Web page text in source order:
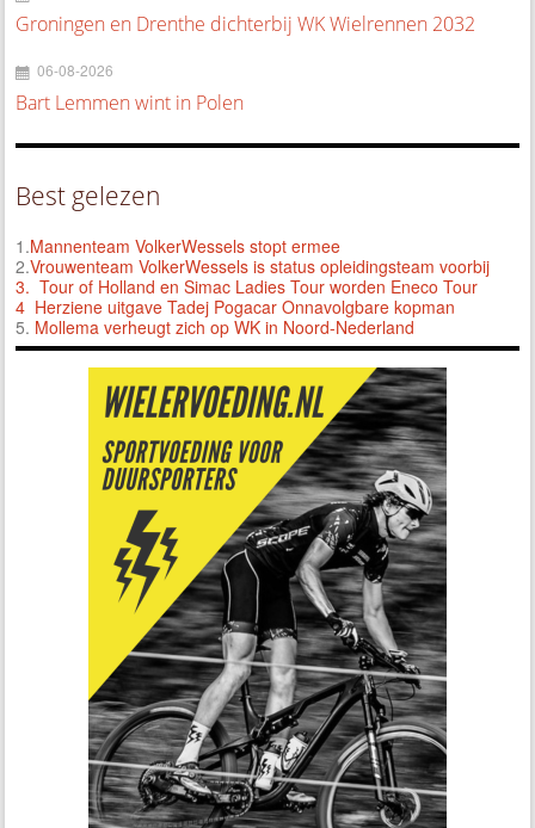
Groningen en Drenthe dichterbij WK Wielrennen 2032
06-08-2026
Bart Lemmen wint in Polen
Best gelezen
1.Mannenteam VolkerWessels stopt ermee
2.Vrouwenteam VolkerWessels is status opleidingsteam voorbij
3. Tour of Holland en Simac Ladies Tour worden Eneco Tour
4 Herziene uitgave Tadej Pogacar Onnavolgbare kopman
5. Mollema verheugt zich op WK in Noord-Nederland